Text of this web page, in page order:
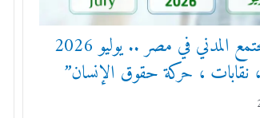
مرصد المجتمع المدني في مصر .. يوليو 2026
، حركة حقوق الإنسان”